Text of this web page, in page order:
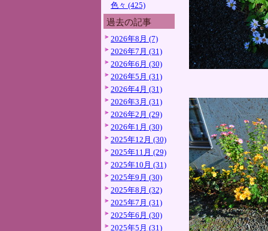
色々 (425)
過去の記事
2026年8月 (7)
2026年7月 (31)
2026年6月 (30)
2026年5月 (31)
2026年4月 (31)
2026年3月 (31)
2026年2月 (29)
2026年1月 (30)
2025年12月 (30)
2025年11月 (29)
2025年10月 (31)
2025年9月 (30)
2025年8月 (32)
2025年7月 (31)
2025年6月 (30)
2025年5月 (31)